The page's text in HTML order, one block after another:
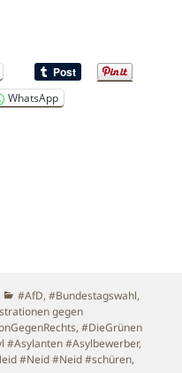
WhatsApp
Kategorien
#AfD,#Bundestagswahl,
gegen
,#DieGrünen
#Asylanten #Asylbewerber,
#Neid #Neid #schüren,